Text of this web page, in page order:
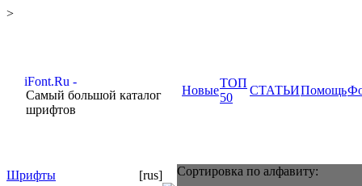
>
Самый большой каталог
шрифтов
Новые
ТОП
50
СТАТЬИПомощь
Шрифты
[rus]
Сортировка по алфавиту: